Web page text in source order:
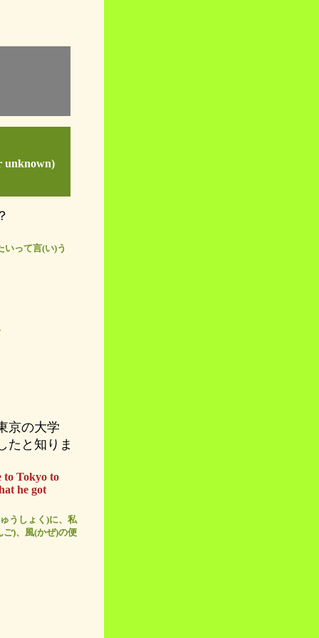
unknown)
いって言(い)う
京の大学
たと知りま
to Tokyo to
he got
うしょく)に、私
)、風(かぜ)の便